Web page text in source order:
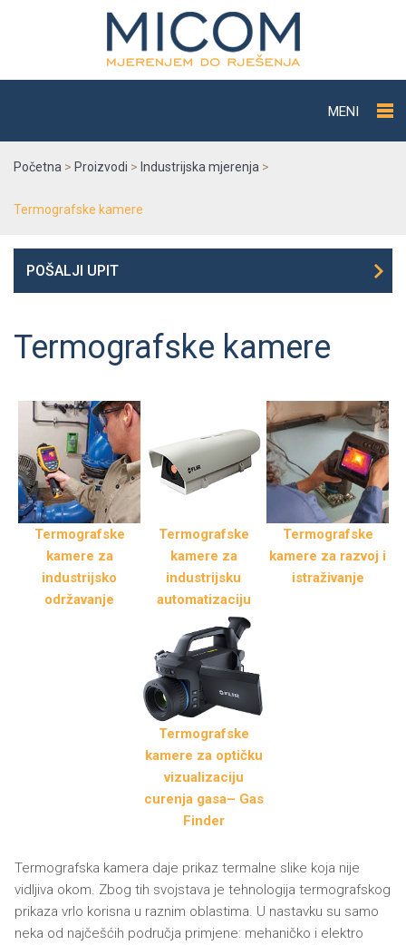
MENI
Početna > Proizvodi > Industrijska mjerenja >
Termografske kamere
POŠALJI UPIT
Termografske kamere
Termografske
kamere za
industrijsko
održavanje
Termografske
kamere za
industrijsku
automatizaciju
Termografske
kamere za razvoj i
istraživanje
Termografske
kamere za optičku
vizualizaciju
curenja gasa– Gas
Finder
Termografska kamera daje prikaz termalne slike koja nije
vidljiva okom. Zbog tih svojstava je tehnologija termografskog
prikaza vrlo korisna u raznim oblastima. U nastavku su samo
neka od najčešćih područja primjene: mehaničko i elektro